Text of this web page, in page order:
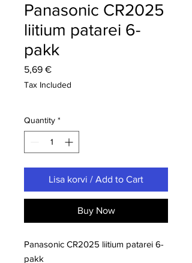
Panasonic CR2025
liitium patarei 6-
pakk
5,69 €Price
Tax Included
Quantity *
Lisa korvi / Add to Cart
Buy Now
Panasonic CR2025 liitium patarei 6-
pakk